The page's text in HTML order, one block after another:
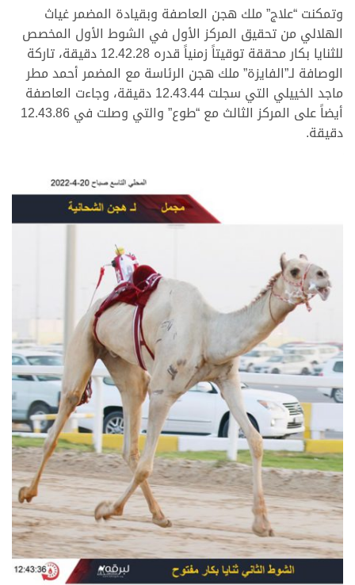
وتمكنت “علاج” ملك هجن العاصفة وبقيادة المضمر غياث
الهلالي من تحقيق المركز الأول في الشوط الأول المخصص
للثنايا بكار محققة توقيتاً زمنياً قدره 12.42.28 دقيقة، تاركة
الوصافة لـ”الفايزة” ملك هجن الرئاسة مع المضمر أحمد مطر
ماجد الخييلي التي سجلت 12.43.44 دقيقة، وجاءت العاصفة
أيضاً على المركز الثالث مع “طوع” والتي وصلت في 12.43.86
دقيقة.